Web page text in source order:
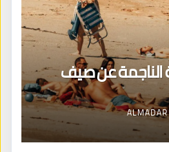
الناجمة عن صيف
ALMADAR